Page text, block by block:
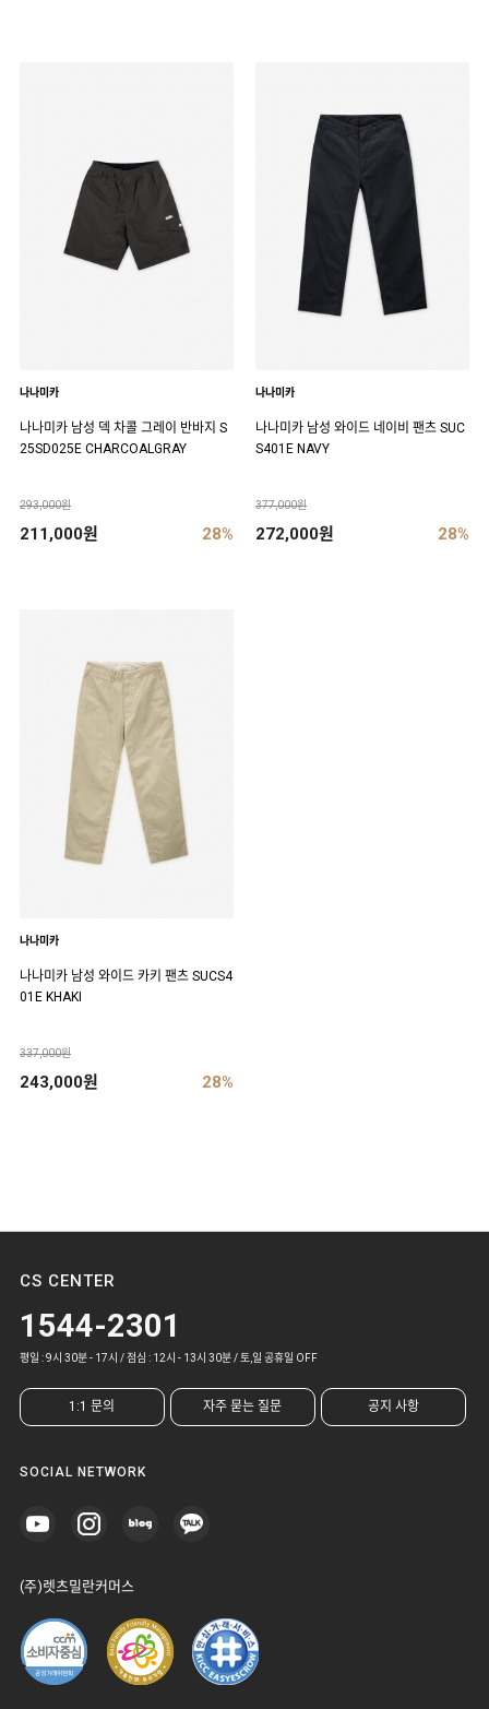
나나미카
나나미카 남성 덱 차콜 그레이 반바지 S
25SD025E CHARCOALGRAY
293,000원
211,000원 28%
나나미카
나나미카 남성 와이드 네이비 팬츠 SUC
S401E NAVY
377,000원
272,000원 28%
나나미카
나나미카 남성 와이드 카키 팬츠 SUCS4
01E KHAKI
337,000원
243,000원 28%
CS CENTER
1544-2301
평일 : 9시 30분 - 17시 / 점심 : 12시 - 13시 30분 / 토,일 공휴일 OFF
1:1 문의 자주 묻는 질문 공지 사항
SOCIAL NETWORK
(주)렛츠밀란커머스